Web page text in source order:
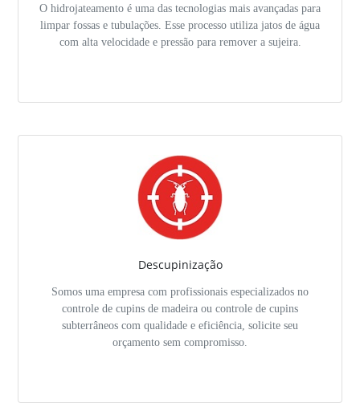
O hidrojateamento é uma das tecnologias mais avançadas para
limpar fossas e tubulações. Esse processo utiliza jatos de água
com alta velocidade e pressão para remover a sujeira.
Descupinização
Somos uma empresa com profissionais especializados no
controle de cupins de madeira ou controle de cupins
subterrâneos com qualidade e eficiência, solicite seu
orçamento sem compromisso.